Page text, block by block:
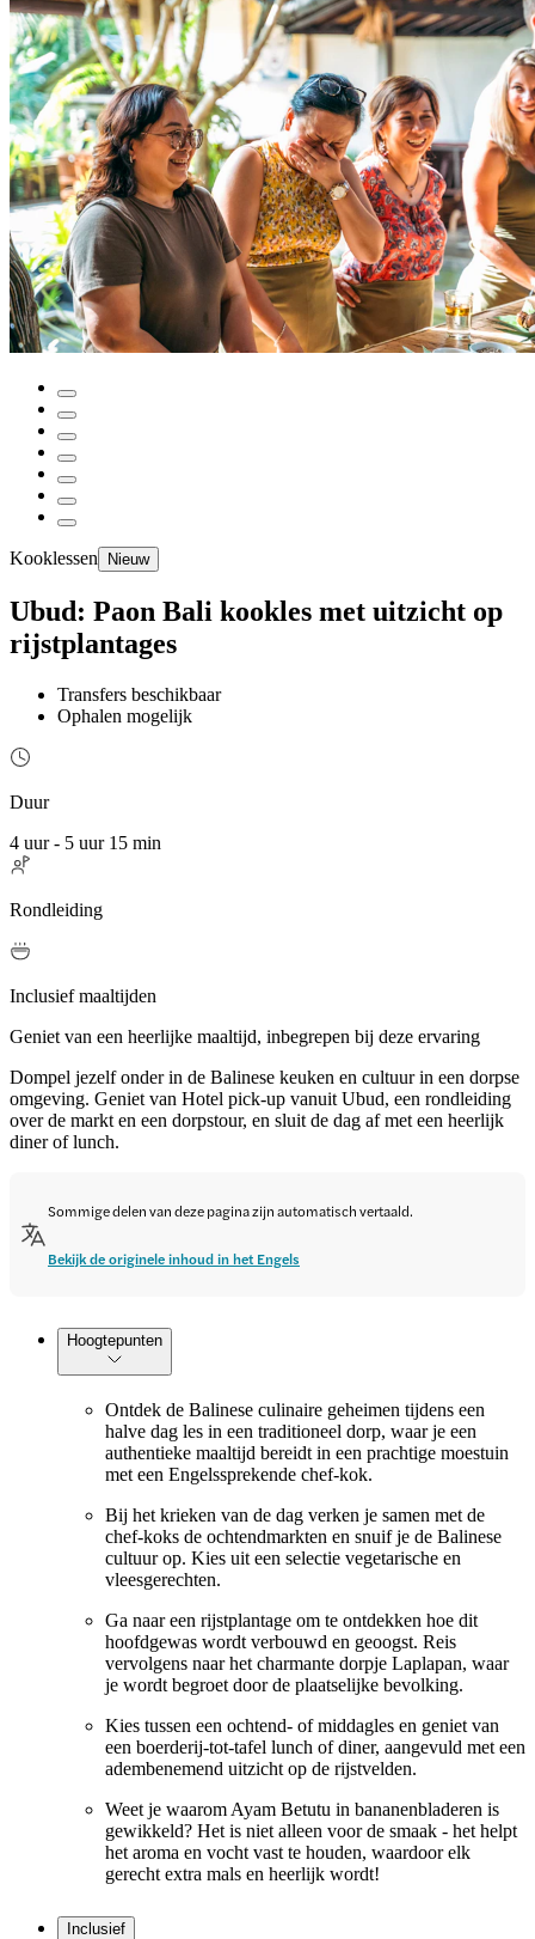
Kooklessen Nieuw
Ubud: Paon Bali kookles met uitzicht op
rijstplantages
Transfers beschikbaar
Ophalen mogelijk
Duur
4 uur - 5 uur 15 min
Rondleiding
Inclusief maaltijden
Geniet van een heerlijke maaltijd, inbegrepen bij deze ervaring
Dompel jezelf onder in de Balinese keuken en cultuur in een dorpse
omgeving. Geniet van Hotel pick-up vanuit Ubud, een rondleiding
over de markt en een dorpstour, en sluit de dag af met een heerlijk
diner of lunch.
Sommige delen van deze pagina zijn automatisch vertaald.
Bekijk de originele inhoud in het Engels
Hoogtepunten
Ontdek de Balinese culinaire geheimen tijdens een
halve dag les in een traditioneel dorp, waar je een
authentieke maaltijd bereidt in een prachtige moestuin
met een Engelssprekende chef-kok.
Bij het krieken van de dag verken je samen met de
chef-koks de ochtendmarkten en snuif je de Balinese
cultuur op. Kies uit een selectie vegetarische en
vleesgerechten.
Ga naar een rijstplantage om te ontdekken hoe dit
hoofdgewas wordt verbouwd en geoogst. Reis
vervolgens naar het charmante dorpje Laplapan, waar
je wordt begroet door de plaatselijke bevolking.
Kies tussen een ochtend- of middagles en geniet van
een boerderij-tot-tafel lunch of diner, aangevuld met een
adembenemend uitzicht op de rijstvelden.
Weet je waarom Ayam Betutu in bananenbladeren is
gewikkeld? Het is niet alleen voor de smaak - het helpt
het aroma en vocht vast te houden, waardoor elk
gerecht extra mals en heerlijk wordt!
Inclusief